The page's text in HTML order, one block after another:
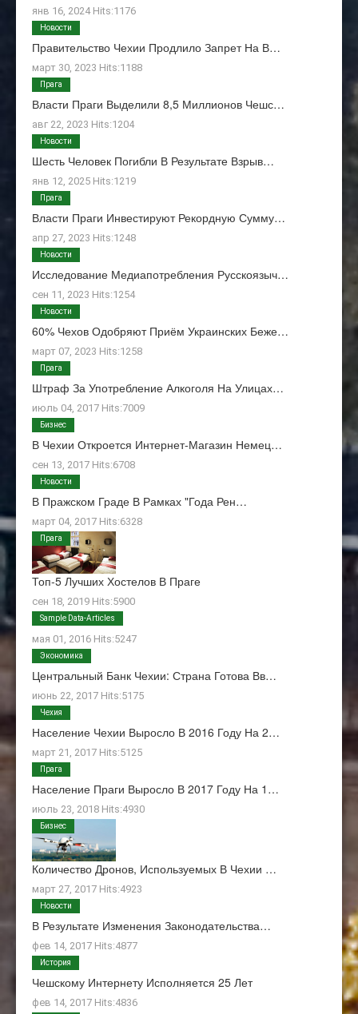
янв 16, 2024 Hits:1176
Правительство Чехии Продлило Запрет На В…
март 30, 2023 Hits:1188
Новости
Власти Праги Выделили 8,5 Миллионов Чешс…
авг 22, 2023 Hits:1204
Прага
Шесть Человек Погибли В Результате Взрыв…
янв 12, 2025 Hits:1219
Новости
Власти Праги Инвестируют Рекордную Сумму…
апр 27, 2023 Hits:1248
Прага
Исследование Медиапотребления Русскоязыч…
сен 11, 2023 Hits:1254
Новости
60% Чехов Одобряют Приём Украинских Беже…
март 07, 2023 Hits:1258
Новости
Штраф За Употребление Алкоголя На Улицах…
июль 04, 2017 Hits:7009
Прага
В Чехии Откроется Интернет-Магазин Немец…
сен 13, 2017 Hits:6708
Бизнес
В Пражском Граде В Рамках "Года Рен…
март 04, 2017 Hits:6328
Новости
Топ-5 Лучших Хостелов В Праге
сен 18, 2019 Hits:5900
Прага
О Нас
мая 01, 2016 Hits:5247
Sample Data-Articles
Центральный Банк Чехии: Страна Готова Вв…
июнь 22, 2017 Hits:5175
Экономика
Население Чехии Выросло В 2016 Году На 2…
март 21, 2017 Hits:5125
Чехия
Население Праги Выросло В 2017 Году На 1…
июль 23, 2018 Hits:4930
Прага
Количество Дронов, Используемых В Чехии …
март 27, 2017 Hits:4923
Бизнес
В Результате Изменения Законодательства…
фев 14, 2017 Hits:4877
Новости
Чешскому Интернету Исполняется 25 Лет
фев 14, 2017 Hits:4836
История